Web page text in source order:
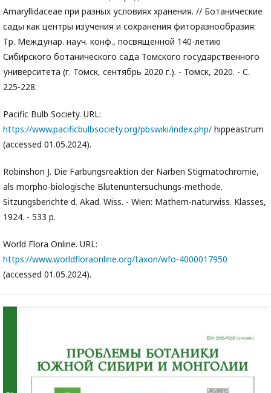
Amaryllidaceae при разных условиях хранения. // Ботанические
сады как центры изучения и сохранения фиторазнообразия:
Тр. Междунар. науч. конф., посвященной 140-летию
Сибирского ботанического сада Томского государственного
университета (г. Томск, сентябрь 2020 г.). - Томск, 2020. - С.
225-228.
Pacific Bulb Society. URL:
https://www.pacificbulbsociety.org/pbswiki/index.php/ hippeastrum
(accessed 01.05.2024).
Robinshon J. Die Farbungsreaktion der Narben Stigmatochromie,
als morpho-biologische Blutenuntersuchungs-methode.
Sitzungsberichte d. Akad. Wiss. - Wien: Mathem-naturwiss. Klasses,
1924. - 533 p.
World Flora Online. URL:
https://www.worldfloraonline.org/taxon/wfo-4000017950
(accessed 01.05.2024).